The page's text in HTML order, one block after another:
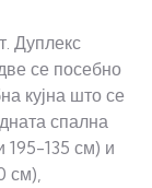
Дуплекс
се посебно
кујна што се
спална
195-135 см) и
см),